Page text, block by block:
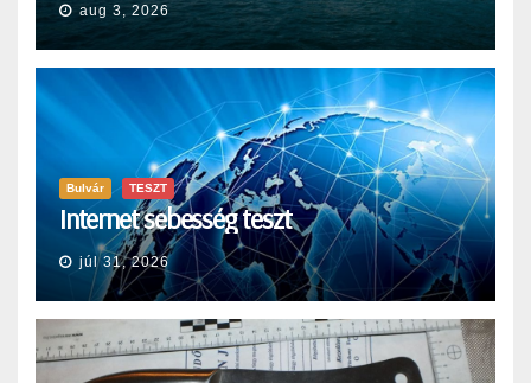
aug 3, 2026
Bulvár TESZT
Internet sebesség teszt
júl 31, 2026